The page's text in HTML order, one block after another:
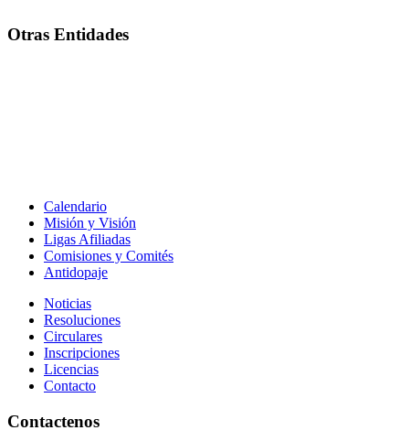
Otras Entidades
Calendario
Misión y Visión
Ligas Afiliadas
Comisiones y Comités
Antidopaje
Noticias
Resoluciones
Circulares
Inscripciones
Licencias
Contacto
Contactenos